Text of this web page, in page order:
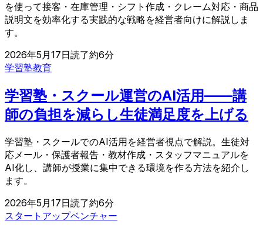
を使って接客・在庫管理・シフト作成・クレーム対応・商品
説明文を効率化する実践的な戦略を経営者向けに解説しま
す。
2026年5月17日読了約6分
学習塾教育
学習塾・スクール運営のAI活用——講
師の負担を減らし生徒満足度を上げる
学習塾・スクールでのAI活用を経営者視点で解説。生徒対
応メール・保護者報告・教材作成・スタッフマニュアルを
AI化し、講師が授業に集中できる環境を作る方法を紹介し
ます。
2026年5月17日読了約6分
スタートアップベンチャー